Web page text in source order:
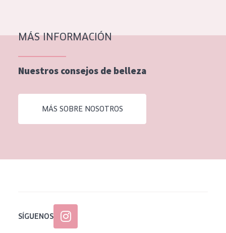
Piel normal y seca
Piel mixata o grasa
Piel madura
Piel expuesta al sol
Piel menopáusica
Todas las edades
MÁS INFORMACIÓN
Nuestros consejos de belleza
MÁS SOBRE NOSOTROS
SÍGUENOS